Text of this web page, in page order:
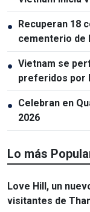
Zelanda
● Recuperan 18
cementerio de
● Vietnam se
preferidos por
● Celebran en
2026
Lo más
Love Hill, un
visitantes de